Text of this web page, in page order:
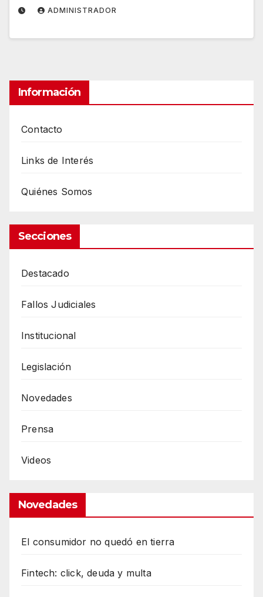
ADMINISTRADOR
Información
Contacto
Links de Interés
Quiénes Somos
Secciones
Destacado
Fallos Judiciales
Institucional
Legislación
Novedades
Prensa
Videos
Novedades
El consumidor no quedó en tierra
Fintech: click, deuda y multa